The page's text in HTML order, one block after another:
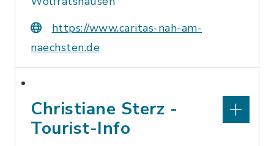
https://www.caritas-nah-am-
naechsten.de
Christiane Sterz -
Tourist-Info